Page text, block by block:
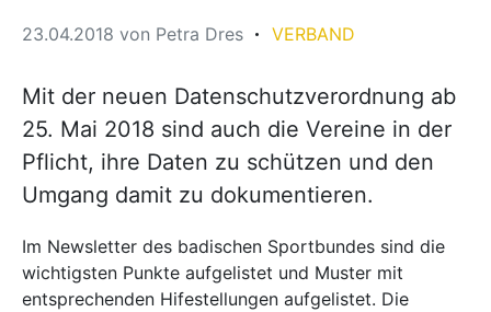
23.04.2018 von Petra Dres VERBAND
Mit der neuen Datenschutzverordnung ab
25. Mai 2018 sind auch die Vereine in der
Pflicht, ihre Daten zu schützen und den
Umgang damit zu dokumentieren.
Im Newsletter des badischen Sportbundes sind die
wichtigsten Punkte aufgelistet und Muster mit
entsprechenden Hifestellungen aufgelistet. Die